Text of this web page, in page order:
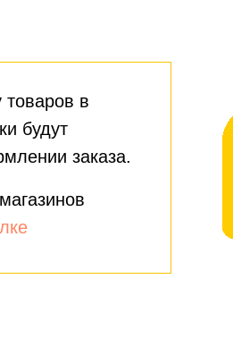
в
будут
заказа.